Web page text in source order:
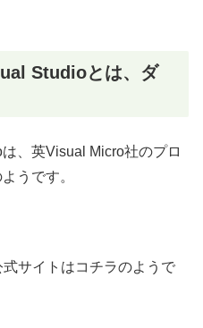
Studioとは、ダ
、英Visual Micro社のプロ
うです。
サイトはコチラのようで